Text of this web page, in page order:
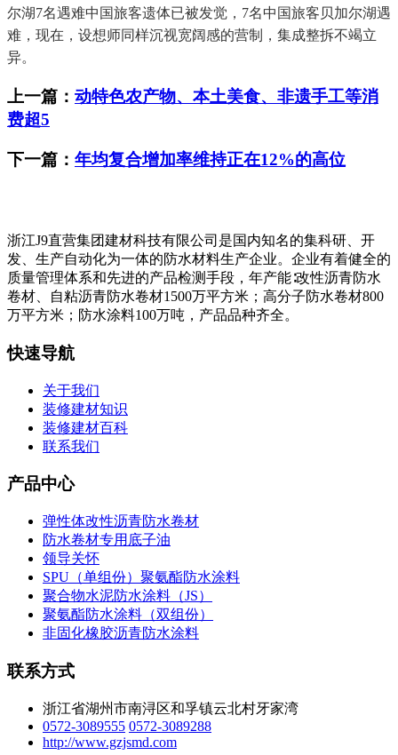
尔湖7名遇难中国旅客遗体已被发觉，7名中国旅客贝加尔湖遇
难，现在，设想师同样沉视宽阔感的营制，集成整拆不竭立
异。
上一篇： 动特色农产物、本土美食、非遗手工等消
费超5
下一篇： 年均复合增加率维持正在12%的高位
浙江J9直营集团建材科技有限公司是国内知名的集科研、开
发、生产自动化为一体的防水材料生产企业。企业有着健全的
质量管理体系和先进的产品检测手段，年产能∶改性沥青防水
卷材、自粘沥青防水卷材1500万平方米；高分子防水卷材800
万平方米；防水涂料100万吨，产品品种齐全。
快速导航
关于我们
装修建材知识
装修建材百科
联系我们
产品中心
弹性体改性沥青防水卷材
防水卷材专用底子油
领导关怀
SPU（单组份）聚氨酯防水涂料
聚合物水泥防水涂料（JS）
聚氨酯防水涂料（双组份）
非固化橡胶沥青防水涂料
联系方式
浙江省湖州市南浔区和孚镇云北村牙家湾
0572-3089555 0572-3089288
http://www.gzjsmd.com